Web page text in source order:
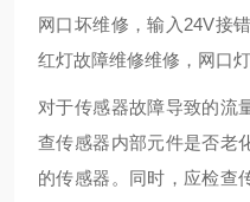
网口坏维修，输入24V接
红灯故障维修维修，网口
对于传感器故障导致的流
查传感器内部元件是否老
的传感器。同时，应检查